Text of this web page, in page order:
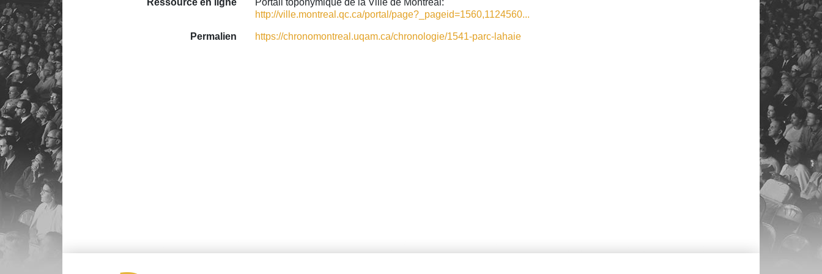
Ressource en ligne
Portail toponymique de la Ville de Montréal:
http://ville.montreal.qc.ca/portal/page?_pageid=1560,1124560...
Permalien https://chronomontreal.uqam.ca/chronologie/1541-parc-lahaie